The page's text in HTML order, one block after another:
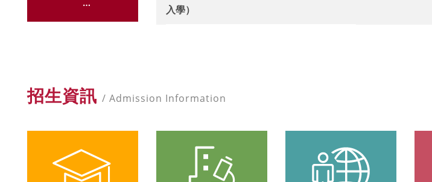
入學）
招生資訊 / Admission Information